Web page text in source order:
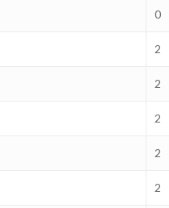
0
2
2
2
2
2